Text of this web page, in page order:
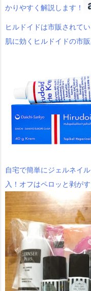
かりやすく解説します！
ヒルドイドは市販されて
肌に効くヒルドイドの市
自宅で簡単にジェルネイ
入！オフはペロッと剥がす